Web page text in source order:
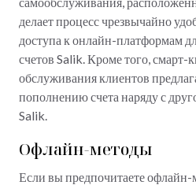
делает процесс чрезвычайно
доступа к онлайн-платформам
счетов Salik. Кроме того,
обслуживания клиентов
пополнению счета наряду с
Salik.
Офлайн-методы
Если вы предпочитаете